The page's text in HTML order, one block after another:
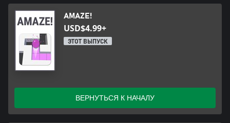
AMAZE!
USD$4.99+
ЭТОТ ВЫПУСК
ВЕРНУТЬСЯ К НАЧАЛУ